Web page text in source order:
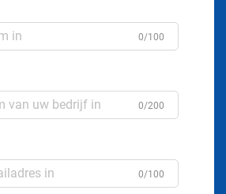
0/100
0/200
0/100